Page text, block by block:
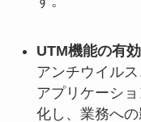
UTM機能の有
アンチウイル
アプリケーシ
化し、業務へ